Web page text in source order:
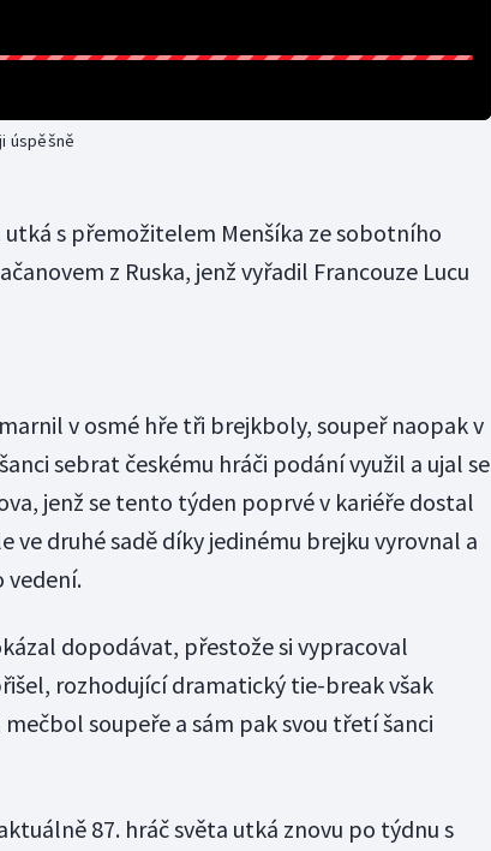
úspěšně
utká s přemožitelem Menšíka ze sobotního
z Ruska, jenž vyřadil Francouze Lucu
v osmé hře tři brejkboly, soupeř naopak v
sebrat českému hráči podání využil a ujal se
jenž se tento týden poprvé v kariéře dostal
ve druhé sadě díky jedinému brejku vyrovnal a
vedení.
dopodávat, přestože si vypracoval
rozhodující dramatický tie-break však
soupeře a sám pak svou třetí šanci
87. hráč světa utká znovu po týdnu s